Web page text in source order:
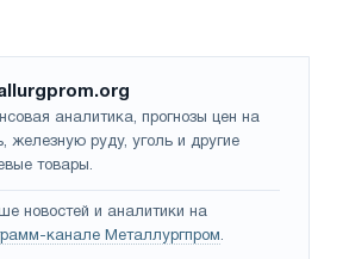
аналитика, прогнозы цен на
железную руду, уголь и другие
товары.
новостей и аналитики на
канале Металлургпром.